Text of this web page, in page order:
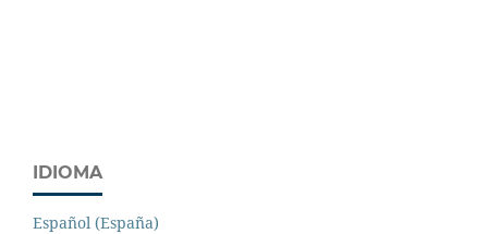
IDIOMA
Español (España)